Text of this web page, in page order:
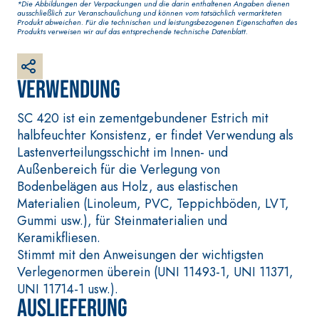
Verwendung
SC 420 ist ein zementgebundener Estrich mit
halbfeuchter Konsistenz, er findet Verwendung als
Lastenverteilungsschicht im Innen- und
Außenbereich für die Verlegung von
Bodenbelägen aus Holz, aus elastischen
Materialien (Linoleum, PVC, Teppichböden, LVT,
Gummi usw.), für Steinmaterialien und
Keramikfliesen.
Stimmt mit den Anweisungen der wichtigsten
Verlegenormen überein (UNI 11493-1, UNI 11371,
UNI 11714-1 usw.).
Auslieferung
*Die Abbildungen der Verpackungen und die darin enthaltenen Angaben dienen
ausschließlich zur Veranschaulichung und können vom tatsächlich vermarkteten
Produkt abweichen. Für die technischen und leistungsbezogenen Eigenschaften des
Produkts verweisen wir auf das entsprechende technische Datenblatt.
weißer Grundputz
auf Basis von Luftkalk,
BETONINSTANDSETZUN
GS-SYSTEM
THIXOTROPE
PRODUKTE
GEOACTIVE R4 40
Polymermodifizierter,
thixotroper und
VERLEGESYSTEM FÜR
BODEN- UND
WANDBELÄGE
VERLEGEGRÜNDE
FASSAFLOOR LA 8.30